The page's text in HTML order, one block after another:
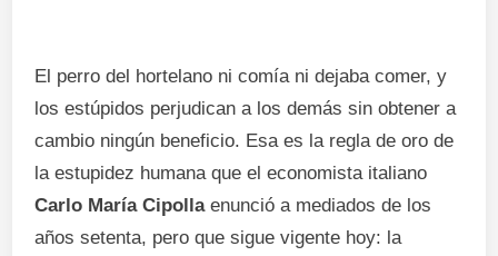
El perro del hortelano ni comía ni dejaba comer, y
los estúpidos perjudican a los demás sin obtener a
cambio ningún beneficio. Esa es la regla de oro de
la estupidez humana que el economista italiano
Carlo María Cipollaenunció a mediados de los
años setenta, pero que sigue vigente hoy: la